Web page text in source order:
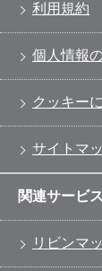
利用規約
個人情報
クッキー
サイトマ
関連サービス
リビンマ